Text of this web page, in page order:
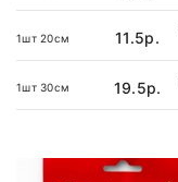
1шт 20см 11.5р.
1шт 30см 19.5р.